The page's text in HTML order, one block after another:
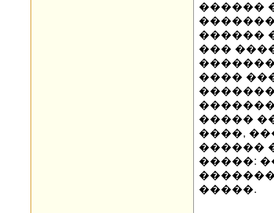
������
������
���
����
�����
����,
������
�����:
�����.